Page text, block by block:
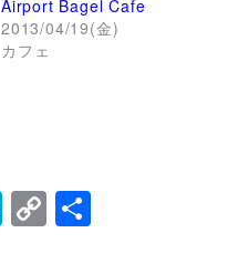
Airport Bagel Cafe
2013/04/19(金)
カフェ
H C 共